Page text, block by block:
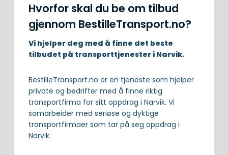
Hvorfor skal du be om tilbud
gjennom BestilleTransport.no?
Vi hjelper deg med å finne det beste
tilbudet på transporttjenester i Narvik.
BestilleTransport.no er en tjeneste som hjelper
private og bedrifter med å finne riktig
transportfirma for sitt oppdrag i Narvik. Vi
samarbeider med seriøse og dyktige
transportfirmaer som tar på seg oppdrag i
Narvik.